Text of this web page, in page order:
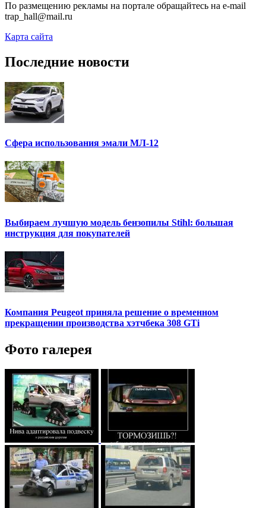
По размещению рекламы на портале обращайтесь на e-mail
trap_hall@mail.ru
Карта сайта
Последние новости
Сфера использования эмали МЛ-12
Выбираем лучшую модель бензопилы Stihl: большая
инструкция для покупателей
Компания Peugeot приняла решение о временном
прекращении производства хэтчбека 308 GTi
Фото галерея